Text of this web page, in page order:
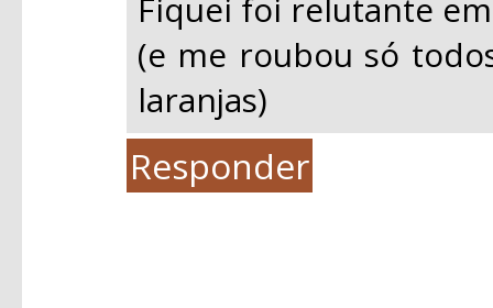
Fiquei foi relutante
(e me roubou só
laranjas)
Responder